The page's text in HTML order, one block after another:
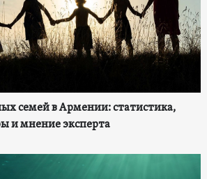
семей в Армении: статистика,
и мнение эксперта